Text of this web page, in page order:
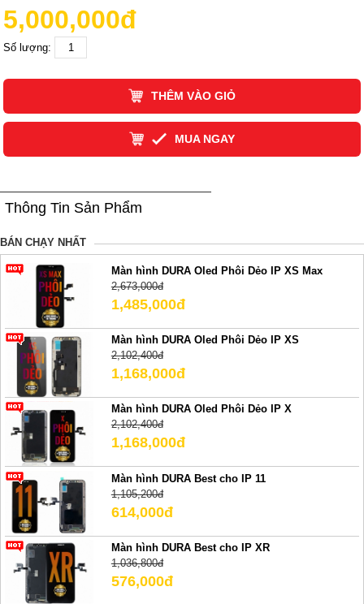
5,000,000đ
Số lượng:
THÊM VÀO GIỎ
MUA NGAY
Thông Tin Sản Phẩm
BÁN CHẠY NHẤT
Màn hình DURA Oled Phôi Dẻo IP XS Max
2,673,000đ
1,485,000đ
Màn hình DURA Oled Phôi Dẻo IP XS
2,102,400đ
1,168,000đ
Màn hình DURA Oled Phôi Dẻo IP X
2,102,400đ
1,168,000đ
Màn hình DURA Best cho IP 11
1,105,200đ
614,000đ
Màn hình DURA Best cho IP XR
1,036,800đ
576,000đ